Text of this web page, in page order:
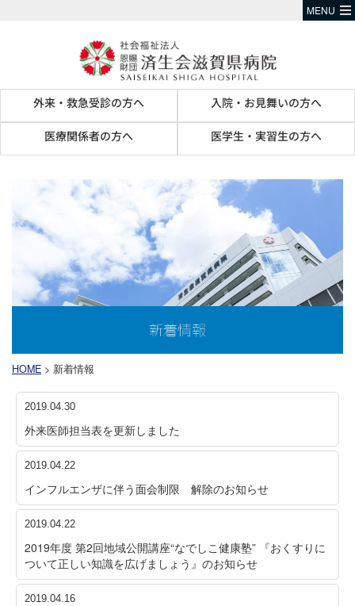
外来・救急受診の方へ 入院・お見舞いの方へ
医療関係者の方へ 医学生・実習生の方へ
MENU
新着情報
HOME > 新着情報
2019.04.30
外来医師担当表を更新しました
2019.04.22
インフルエンザに伴う面会制限 解除のお知らせ
2019.04.22
2019年度 第2回地域公開講座“なでしこ健康塾” 『おくすりに
ついて正しい知識を広げましょう』のお知らせ
2019.04.16